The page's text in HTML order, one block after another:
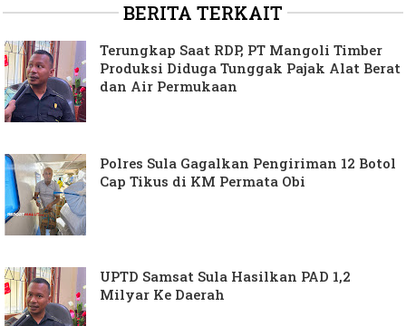
BERITA TERKAIT
Terungkap Saat RDP, PT Mangoli Timber
Produksi Diduga Tunggak Pajak Alat Berat
dan Air Permukaan
Polres Sula Gagalkan Pengiriman 12 Botol
Cap Tikus di KM Permata Obi
UPTD Samsat Sula Hasilkan PAD 1,2
Milyar Ke Daerah